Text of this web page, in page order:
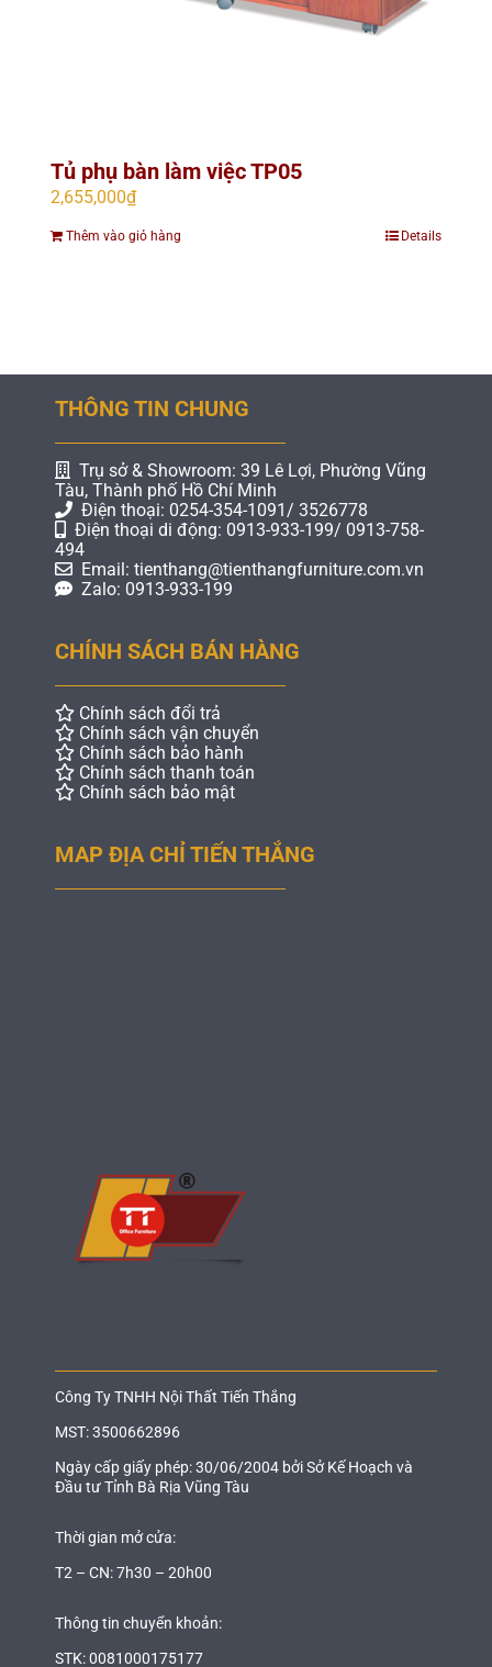
Tủ phụ bàn làm việc TP05
2,655,000₫
Thêm vào giỏ hàng Details
THÔNG TIN CHUNG
Trụ sở & Showroom: 39 Lê Lợi, Phường Vũng
Tàu, Thành phố Hồ Chí Minh
Điện thoại: 0254-354-1091/ 3526778
Điện thoại di động: 0913-933-199/ 0913-758-
494
Email: tienthang@tienthangfurniture.com.vn
Zalo: 0913-933-199
CHÍNH SÁCH BÁN HÀNG
Chính sách đổi trả
Chính sách vận chuyển
Chính sách bảo hành
Chính sách thanh toán
Chính sách bảo mật
MAP ĐỊA CHỈ TIẾN THẮNG
Công Ty TNHH Nội Thất Tiến Thắng
MST: 3500662896
Ngày cấp giấy phép: 30/06/2004 bởi Sở Kế Hoạch và
Đầu tư Tỉnh Bà Rịa Vũng Tàu
Thời gian mở cửa:
T2 – CN: 7h30 – 20h00
Thông tin chuyển khoản:
STK: 0081000175177